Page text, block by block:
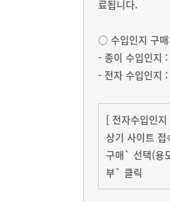
료됩니다.
○ 수입인지 구
- 종이 수입인지
- 전자 수입인지
[ 전자수입인
상기 사이트
구매` 선택(용
부` 클릭